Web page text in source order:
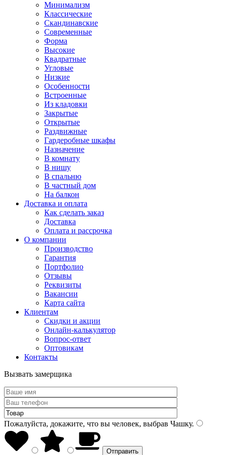
Минимализм
Классические
Скандинавские
Современные
Форма
Высокие
Квадратные
Угловые
Низкие
Особенности
Встроенные
Из кладовки
Закрытые
Открытые
Раздвижные
Гардеробные шкафы
Назначение
В комнату
В нишу
В спальню
В частный дом
На балкон
Доставка и оплата
Как сделать заказ
Доставка
Оплата и рассрочка
О компании
Производство
Гарантия
Портфолио
Отзывы
Реквизиты
Вакансии
Карта сайта
Клиентам
Скидки и акции
Онлайн-калькулятор
Вопрос-ответ
Оптовикам
Контакты
Вызвать замерщика
Пожалуйста, докажите, что вы человек, выбрав Чашку.